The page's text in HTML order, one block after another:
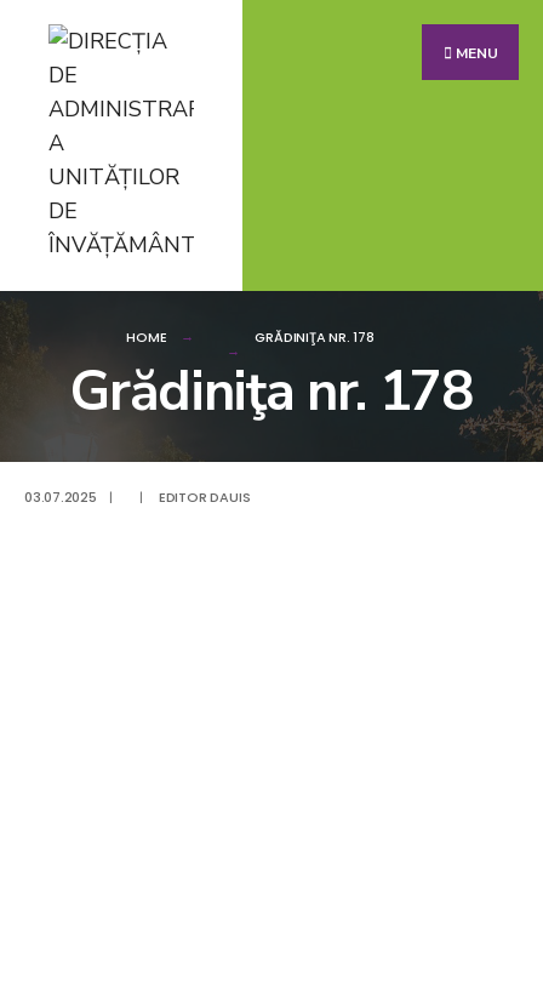
MENU
HOME GRĂDINIŢA NR. 178
Grădiniţa nr. 178
03.07.2025 | | EDITOR DAUIS